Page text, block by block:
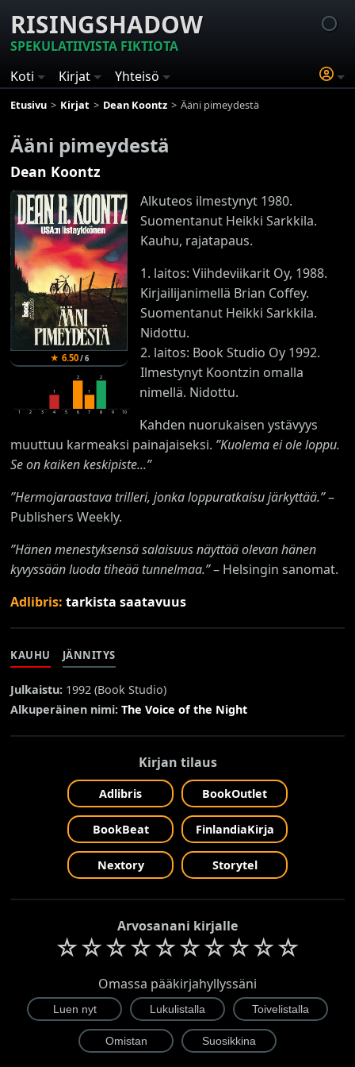
RISINGSHADOW
SPEKULATIIVISTA FIKTIOTA
Koti
Kirjat Yhteisö
Etusivu Kirjat Dean Koontz Ääni pimeydestä
Ääni pimeydestä
Dean Koontz
★ 6.50/6
1 2 3
1
4 5
2
6
1
7
2
8 9 10
Alkuteos ilmestynyt 1980.
Suomentanut Heikki Sarkkila.
Kauhu, rajatapaus.
1. laitos: Viihdeviikarit Oy, 1988.
Kirjailijanimellä Brian Coffey.
Suomentanut Heikki Sarkkila.
Nidottu.
2. laitos: Book Studio Oy 1992.
Ilmestynyt Koontzin omalla
nimellä. Nidottu.
Kahden nuorukaisen ystävyys
muuttuu karmeaksi painajaiseksi. ”Kuolema ei ole loppu.
Se on kaiken keskipiste...”
”Hermojaraastava trilleri, jonka loppuratkaisu järkyttää.”–
Publishers Weekly.
”Hänen menestyksensä salaisuus näyttää olevan hänen
kyvyssään luoda tiheää tunnelmaa.”– Helsingin sanomat.
Adlibris:tarkista saatavuus
KAUHU JÄNNITYS
Julkaistu: 1992 (Book Studio)
Alkuperäinen nimi: The Voice of the Night
Kirjan tilaus
Adlibris BookOutlet
BookBeat FinlandiaKirja
Nextory Storytel
Arvosanani kirjalle
☆☆☆☆☆☆☆☆☆☆
Omassa pääkirjahyllyssäni